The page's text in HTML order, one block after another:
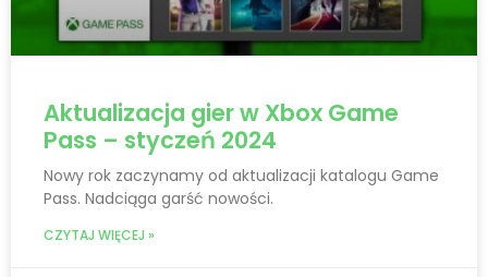
Aktualizacja gier w Xbox Game
Pass – styczeń 2024
Nowy rok zaczynamy od aktualizacji katalogu Game
Pass. Nadciąga garść nowości.
CZYTAJ WIĘCEJ »